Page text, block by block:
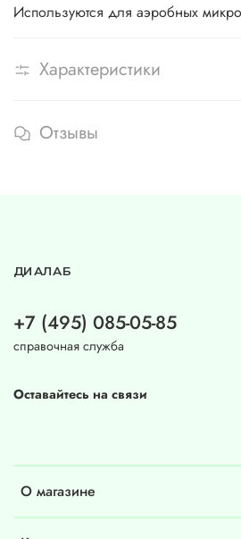
Используются для аэробных
Характеристики
Отзывы
О магазине
ДИАЛАБ
+7 (495) 085-05-85
справочная служба
Оставайтесь на связи